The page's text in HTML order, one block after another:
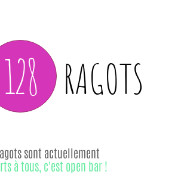
128 RAGOTS
sont actuellement
à tous, c'est open bar !